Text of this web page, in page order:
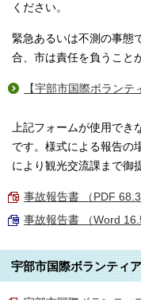
ください。
緊急あるいは不測の事態
合、市は責任を負うこと
【宇部市国際ボラン
上記フォームが使用で
です。様式による報告の
により観光交流課まで御
事故報告書 （PDF
事故報告書 （Word
宇部市国際ボランティ